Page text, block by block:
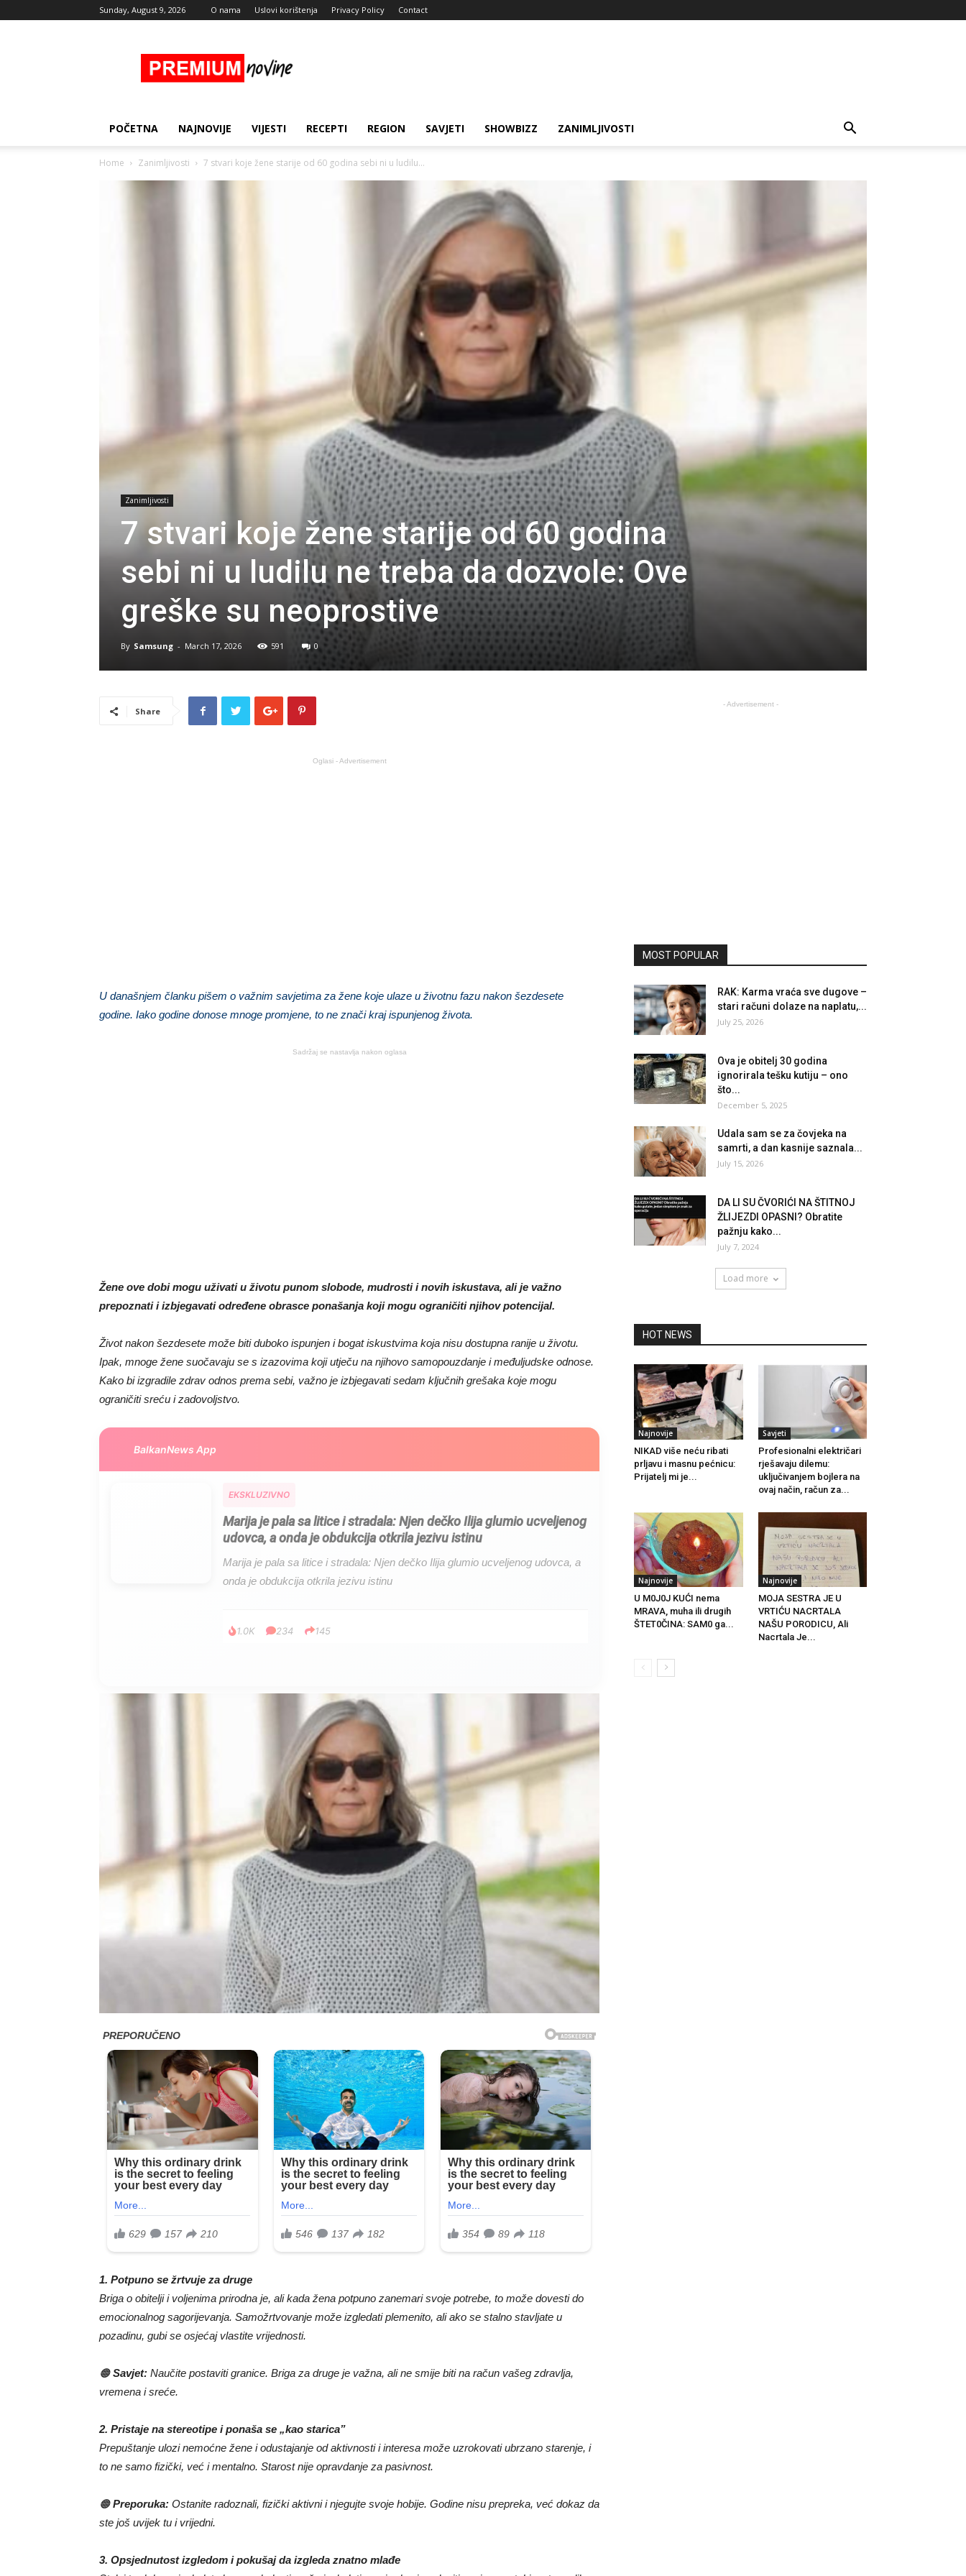
Sunday, August 9, 2026 O nama Uslovi korištenja Privacy Policy Contact
Novine
POČETNA NAJNOVIJE VIJESTI RECEPTI REGION SAVJETI SHOWBIZZ ZANIMLJIVOSTI
Home Zanimljivosti 7 stvari koje žene starije od 60 godina sebi ni u ludilu...
Zanimljivosti
7 stvari koje žene starije od 60 godina
sebi ni u ludilu ne treba da dozvole: Ove
greške su neoprostive
By Samsung - March 17, 2026 591 0
Share
Oglasi - Advertisement
U današnjem članku pišem o važnim savjetima za žene koje ulaze u životnu fazu nakon šezdesete
godine. Iako godine donose mnoge promjene, to ne znači kraj ispunjenog života.
Sadržaj se nastavlja nakon oglasa
Žene ove dobi mogu uživati u životu punom slobode, mudrosti i novih iskustava, ali je važno
prepoznati i izbjegavati određene obrasce ponašanja koji mogu ograničiti njihov potencijal.
Život nakon šezdesete može biti duboko ispunjen i bogat iskustvima koja nisu dostupna ranije u životu.
Ipak, mnoge žene suočavaju se s izazovima koji utječu na njihovo samopouzdanje i međuljudske odnose.
Kako bi izgradile zdrav odnos prema sebi, važno je izbjegavati sedam ključnih grešaka koje mogu
ograničiti sreću i zadovoljstvo.
BalkanNews App
EKSKLUZIVNO
Marija je pala sa litice i stradala: Njen dečko Ilija glumio ucveljenog
udovca, a onda je obdukcija otkrila jezivu istinu
Marija je pala sa litice i stradala: Njen dečko Ilija glumio ucveljenog udovca, a
onda je obdukcija otkrila jezivu istinu
1.0K 234 145
1. Potpuno se žrtvuje za druge
Briga o obitelji i voljenima prirodna je, ali kada žena potpuno zanemari svoje potrebe, to može dovesti do
emocionalnog sagorijevanja. Samožrtvovanje može izgledati plemenito, ali ako se stalno stavljate u
pozadinu, gubi se osjećaj vlastite vrijednosti.
🟠Savjet: Naučite postaviti granice. Briga za druge je važna, ali ne smije biti na račun vašeg zdravlja,
vremena i sreće.
2. Pristaje na stereotipe i ponaša se „kao starica”
Prepuštanje ulozi nemoćne žene i odustajanje od aktivnosti i interesa može uzrokovati ubrzano starenje, i
to ne samo fizički, već i mentalno. Starost nije opravdanje za pasivnost.
🟠Preporuka: Ostanite radoznali, fizički aktivni i njegujte svoje hobije. Godine nisu prepreka, već dokaz da
ste još uvijek tu i vrijedni.
3. Opsjednutost izgledom i pokušaj da izgleda znatno mlađe
- Advertisement -
MOST POPULAR
RAK: Karma vraća sve dugove –
stari računi dolaze na naplatu,...
July 25, 2026
Ova je obitelj 30 godina
ignorirala tešku kutiju – ono
što...
December 5, 2025
Udala sam se za čovjeka na
samrti, a dan kasnije saznala...
July 15, 2026
DA LI SU ČVORIĆI NA ŠTITNOJ
ŽLIJEZDI OPASNI? Obratite
pažnju kako...
July 7, 2024
Load more
HOT NEWS
Najnovije
NIKAD više neću ribati
prljavu i masnu pećnicu:
Prijatelj mi je...
Savjeti
Profesionalni električari
rješavaju dilemu:
uključivanjem bojlera na
ovaj način, račun za...
Najnovije
U M0J0J KUĆI nema
MRAVA, muha ili drugih
ŠTET0ČINA: SAM0 ga...
Najnovije
MOJA SESTRA JE U
VRTIĆU NACRTALA
NAŠU PORODICU, Ali
Nacrtala Je...